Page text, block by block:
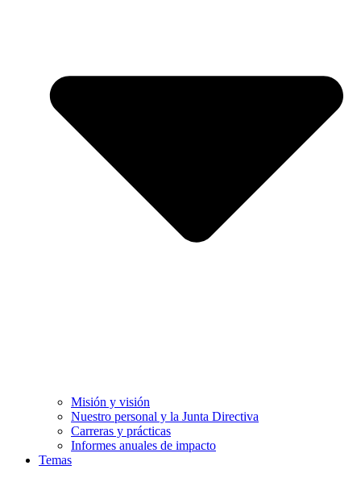
Misión y visión
Nuestro personal y la Junta Directiva
Carreras y prácticas
Informes anuales de impacto
Temas